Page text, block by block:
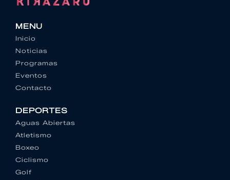
MENU
Inicio
Noticias
Programas
Eventos
Contacto
DEPORTES
Aguas Abiertas
Atletismo
Boxeo
Ciclismo
Golf